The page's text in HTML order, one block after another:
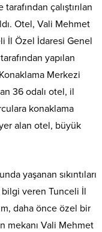
çalıştırılan
Otel, Vali Mehmet
İl Özel İdaresi Genel
yapılan
Merkezi
36 odalı otel, il
konaklama
alan otel, büyük
yaşanan sıkıntıları
veren Tunceli İl
daha önce özel bir
mekanı Vali Mehmet